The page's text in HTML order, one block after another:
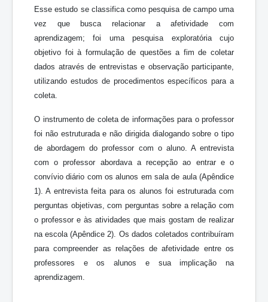
Esse estudo se classifica como pesquisa de campo uma
vez que busca relacionar a afetividade com
aprendizagem; foi uma pesquisa exploratória cujo
objetivo foi à formulação de questões a fim de coletar
dados através de entrevistas e observação participante,
utilizando estudos de procedimentos específicos para a
coleta.
O instrumento de coleta de informações para o professor
foi não estruturada e não dirigida dialogando sobre o tipo
de abordagem do professor com o aluno. A entrevista
com o professor abordava a recepção ao entrar e o
convívio diário com os alunos em sala de aula (Apêndice
1). A entrevista feita para os alunos foi estruturada com
perguntas objetivas, com perguntas sobre a relação com
o professor e às atividades que mais gostam de realizar
na escola (Apêndice 2). Os dados coletados contribuíram
para compreender as relações de afetividade entre os
professores e os alunos e sua implicação na
aprendizagem.